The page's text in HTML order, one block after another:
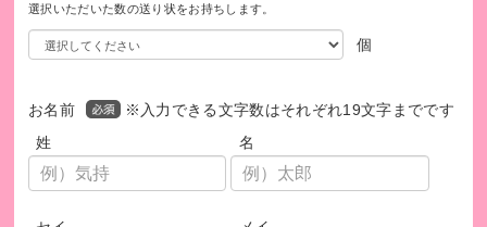
選択いただいた数の送り状をお持ちします。
個
お名前
※入力できる文字数はそれぞれ19文字までです
姓
名